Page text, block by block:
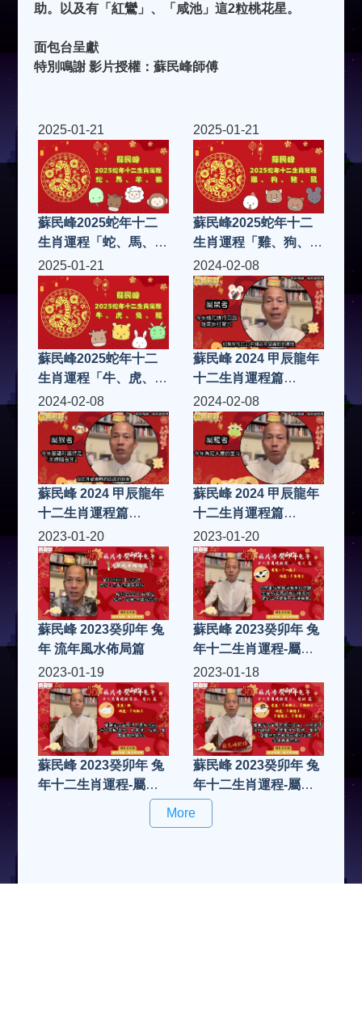
助。以及有「紅鸞」、「咸池」這2粒桃花星。
面包台呈獻
特別鳴謝 影片授權：蘇民峰師傅
2025-01-21
蘇民峰2025蛇年十二
生肖運程「蛇、馬、
羊、猴」
2025-01-21
蘇民峰2025蛇年十二
生肖運程「雞、狗、
豬、鼠」
2025-01-21
蘇民峰2025蛇年十二
生肖運程「牛、虎、
兔、龍
2024-02-08
蘇民峰 2024 甲辰龍年
十二生肖運程篇
「鼠、牛、虎、兔」
2024-02-08
蘇民峰 2024 甲辰龍年
十二生肖運程篇
「猴、雞、狗、豬」
2024-02-08
蘇民峰 2024 甲辰龍年
十二生肖運程篇
「龍、蛇、馬、羊」
2023-01-20
蘇民峰 2023癸卯年 兔
年 流年風水佈局篇
2023-01-20
蘇民峰 2023癸卯年 兔
年十二生肖運程-屬
牛、屬虎運程
2023-01-19
蘇民峰 2023癸卯年 兔
年十二生肖運程-屬
2023-01-18
蘇民峰 2023癸卯年 兔
年十二生肖運程-屬
羊、屬猴運程
More